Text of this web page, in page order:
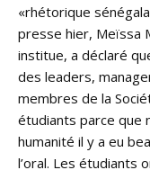
«rhétorique
presse hier, Meïssa
institue, a déclaré
des leaders,
membres de la
étudiants parce que
humanité il y a eu
l’oral. Les étudiants